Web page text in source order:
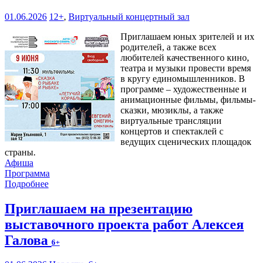
01.06.2026 12+, Виртуальный концертный зал
Приглашаем юных зрителей и их
родителей, а также всех
любителей качественного кино,
театра и музыки провести время
в кругу единомышленников. В
программе – художественные и
анимационные фильмы, фильмы-
сказки, мюзиклы, а также
виртуальные трансляции
концертов и спектаклей с
ведущих сценических площадок
страны.
Афиша
Программа
Подробнее
Приглашаем на презентацию
выставочного проекта работ Алексея
Галова 6+